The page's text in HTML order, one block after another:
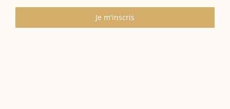
Je m'inscris